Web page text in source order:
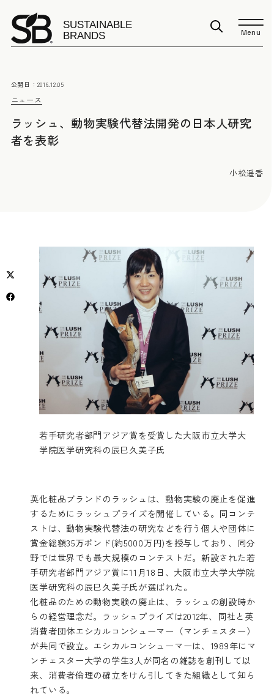
Menu
ニュース
公開日： 2016.12.05
ラッシュ、動物実験代替法開発の日本人研究
者を表彰
小松遥香
若手研究者部門アジア賞を受賞した大阪市立大学大
学院医学研究科の辰巳久美子氏
英化粧品ブランドのラッシュは、動物実験の廃止を促進
するためにラッシュプライズを開催している。同コンテ
ストは、動物実験代替法の研究などを行う個人や団体に
賞金総額35万ポンド(約5000万円)を授与しており、同分
野では世界でも最大規模のコンテストだ。新設された若
手研究者部門アジア賞に11月18日、大阪市立大学大学院
医学研究科の辰巳久美子氏が選ばれた。
化粧品のための動物実験の廃止は、ラッシュの創設時か
らの経営理念だ。ラッシュプライズは2012年、同社と英
消費者団体エシカルコンシューマー（マンチェスター）
が共同で設立。エシカルコンシューマーは、1989年にマ
ンチェスター大学の学生3人が同名の雑誌を創刊して以
来、消費者倫理の確立をけん引してきた組織として知ら
れている。